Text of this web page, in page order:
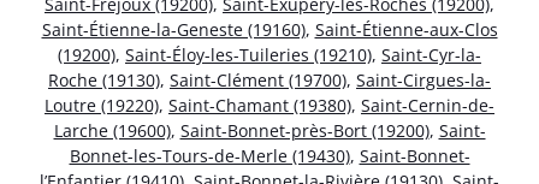
Saint-Étienne-la-Geneste (19160), Saint-Étienne-aux-Clos
(19200), Saint-Éloy-les-Tuileries (19210), Saint-Cyr-la-
Roche (19130), Saint-Clément (19700), Saint-Cirgues-la-
Loutre (19220), Saint-Chamant (19380), Saint-Cernin-de-
Larche (19600), Saint-Bonnet-près-Bort (19200), Saint-
Bonnet-les-Tours-de-Merle (19430), Saint-Bonnet-